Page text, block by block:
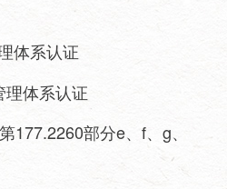
体系认证
理体系认证
177.2260部分e、f、g、